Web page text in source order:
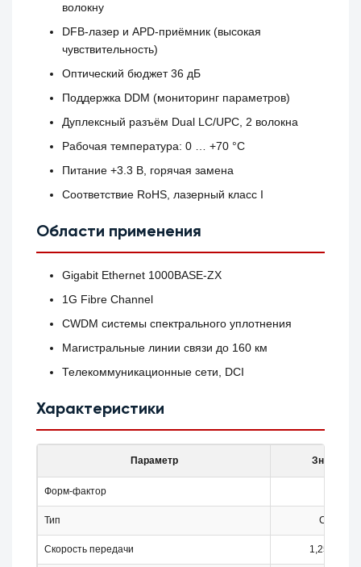
волокну
DFB-лазер и APD-приёмник (высокая
чувствительность)
Оптический бюджет 36 дБ
Поддержка DDM (мониторинг параметров)
Дуплексный разъём Dual LC/UPC, 2 волокна
Рабочая температура: 0 … +70 °C
Питание +3.3 В, горячая замена
Соответствие RoHS, лазерный класс I
Области применения
Gigabit Ethernet 1000BASE‑ZX
1G Fibre Channel
CWDM системы спектрального уплотнения
Магистральные линии связи до 160 км
Телекоммуникационные сети, DCI
Характеристики
Параметр Значение
Форм-фактор
Тип CWDM
Скорость передачи 1,25 Гбит/с